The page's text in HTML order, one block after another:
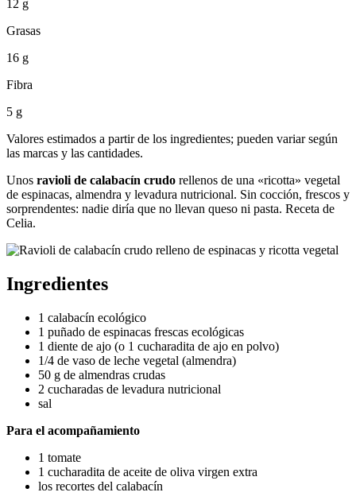
12 g
Grasas
16 g
Fibra
5 g
Valores estimados a partir de los ingredientes; pueden variar según
las marcas y las cantidades.
Unos ravioli de calabacín crudo rellenos de una «ricotta» vegetal
de espinacas, almendra y levadura nutricional. Sin cocción, frescos y
sorprendentes: nadie diría que no llevan queso ni pasta. Receta de
Celia.
Ingredientes
1 calabacín ecológico
1 puñado de espinacas frescas ecológicas
1 diente de ajo (o 1 cucharadita de ajo en polvo)
1/4 de vaso de leche vegetal (almendra)
50 g de almendras crudas
2 cucharadas de levadura nutricional
sal
Para el acompañamiento
1 tomate
1 cucharadita de aceite de oliva virgen extra
los recortes del calabacín